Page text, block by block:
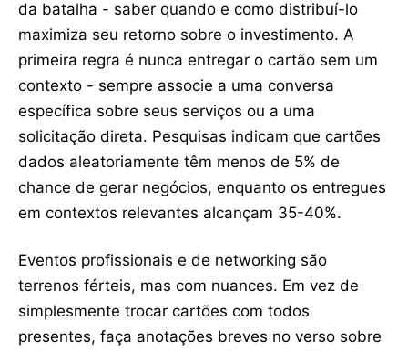
da batalha - saber quando e como distribuí-lo
maximiza seu retorno sobre o investimento. A
primeira regra é nunca entregar o cartão sem um
contexto - sempre associe a uma conversa
específica sobre seus serviços ou a uma
solicitação direta. Pesquisas indicam que cartões
dados aleatoriamente têm menos de 5% de
chance de gerar negócios, enquanto os entregues
em contextos relevantes alcançam 35-40%.
Eventos profissionais e de networking são
terrenos férteis, mas com nuances. Em vez de
simplesmente trocar cartões com todos
presentes, faça anotações breves no verso sobre